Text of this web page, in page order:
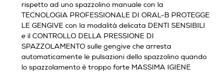
rispetto ad uno spazzolino manuale con la
TECNOLOGIA PROFESSIONALE DI ORAL-B PROTEGGE
LE GENGIVE con la modalità delicata DENTI SENSIBILI
e il CONTROLLO DELLA PRESSIONE DI
SPAZZOLAMENTO sulle gengive che arresta
automaticamente le pulsazioni dello spazzolino quando
lo spazzolamento è troppo forte MASSIMA IGIENE